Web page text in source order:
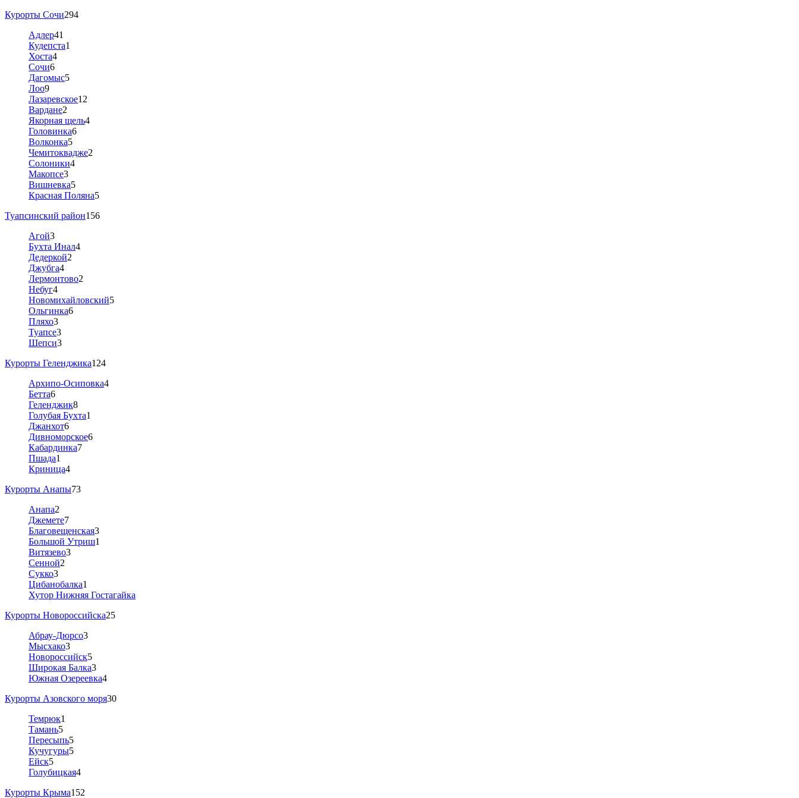
Курорты Сочи294
Адлер41
Кудепста1
Хоста4
Сочи6
Дагомыс5
Лоо9
Лазаревское12
Вардане2
Якорная щель4
Головинка6
Волконка5
Чемитоквадже2
Солоники4
Макопсе3
Вишневка5
Красная Поляна5
Туапсинский район156
Агой3
Бухта Инал4
Дедеркой2
Джубга4
Лермонтово2
Небуг4
Новомихайловский5
Ольгинка6
Пляхо3
Туапсе3
Шепси3
Курорты Геленджика124
Архипо-Осиповка4
Бетта6
Геленджик8
Голубая Бухта1
Джанхот6
Дивноморское6
Кабардинка7
Пшада1
Криница4
Курорты Анапы73
Анапа2
Джемете7
Благовещенская3
Большой Утриш1
Витязево3
Сенной2
Сукко3
Цибанобалка1
Хутор Нижняя Гостагайка
Курорты Новороссийска25
Абрау-Дюрсо3
Мысхако3
Новороссийск5
Широкая Балка3
Южная Озереевка4
Курорты Азовского моря30
Темрюк1
Тамань5
Пересыпь5
Кучугуры5
Ейск5
Голубицкая4
Курорты Крыма152